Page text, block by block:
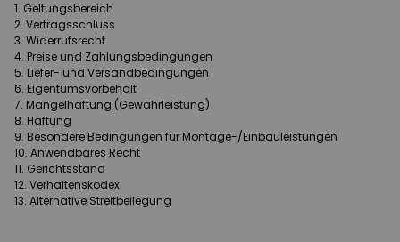
Geltungsbereich
Vertragsschluss
Widerrufsrecht
Preise und Zahlungsbedingungen
Liefer- und Versandbedingungen
Eigentumsvorbehalt
Mängelhaftung (Gewährleistung)
Haftung
Besondere Bedingungen für Montage-/Einbauleistungen
Anwendbares Recht
Gerichtsstand
Verhaltenskodex
Alternative Streitbeilegung